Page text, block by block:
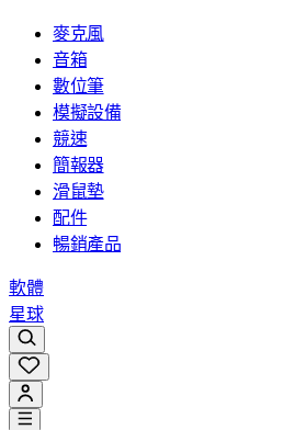
麥克風
音箱
數位筆
模擬設備
競速
簡報器
滑鼠墊
配件
暢銷產品
軟體
星球